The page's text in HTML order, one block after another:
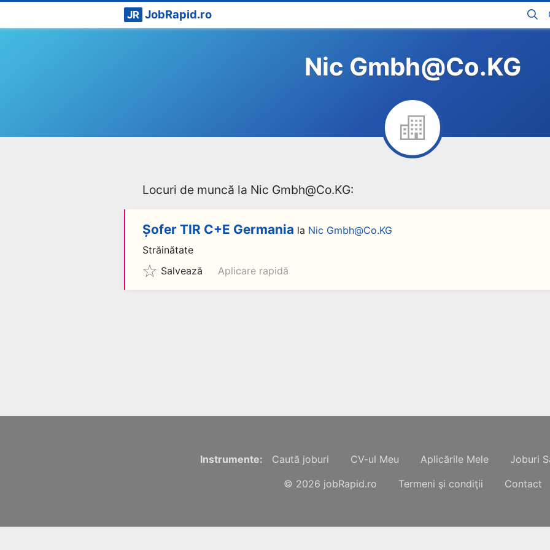
JR JobRapid.ro
Nic Gmbh@Co.KG
Locuri de muncă la Nic Gmbh@Co.KG:
Șofer TIR C+E Germania la Nic Gmbh@Co.KG
Străinătate
Salvează
Aplicare rapidă
Instrumente: Caută joburi CV-ul Meu Aplicările Mele Joburi
© 2026 jobRapid.ro Termeni şi condiţii Contact